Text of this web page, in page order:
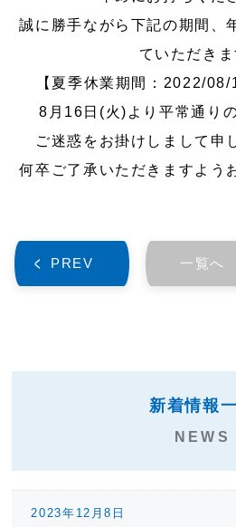
誠に勝手ながら下記の期間、
ていただきま
【夏季休業期間：2022/
8月16日(火)より平常通り
ご迷惑をお掛けしまして申
何卒ご了承いただきますよう
PREV 一覧へ
新着情報
NEWS
2023年12月8日